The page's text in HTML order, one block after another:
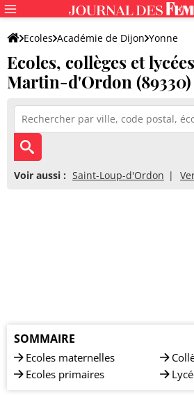
Ecoles Académie de Dijon Yonne
Ecoles, collèges et
Martin-d'Ordon (89330)
Voir aussi : Saint-Loup-d'Ordon
SOMMAIRE
Ecoles maternelles
Ecoles primaires